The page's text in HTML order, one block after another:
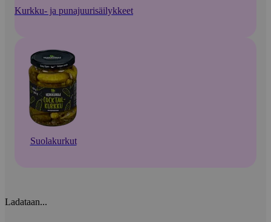
Kurkku- ja punajuurisäilykkeet
Suolakurkut
Ladataan...